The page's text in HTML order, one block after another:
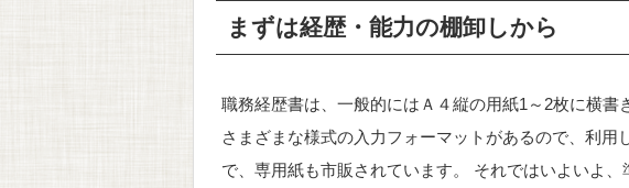
まずは経歴・能力の棚卸しから
職務経歴書は、一般的にはＡ４縦の用紙1～2枚に横
さまざまな様式の入力フォーマットがあるので、利用
で、専用紙も市販されています。 それではいよいよ